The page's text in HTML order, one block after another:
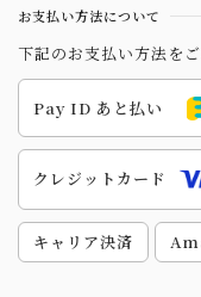
お支払い方法について
下記のお支払い方法を
Pay ID あと払い
クレジットカード
キャリア決済